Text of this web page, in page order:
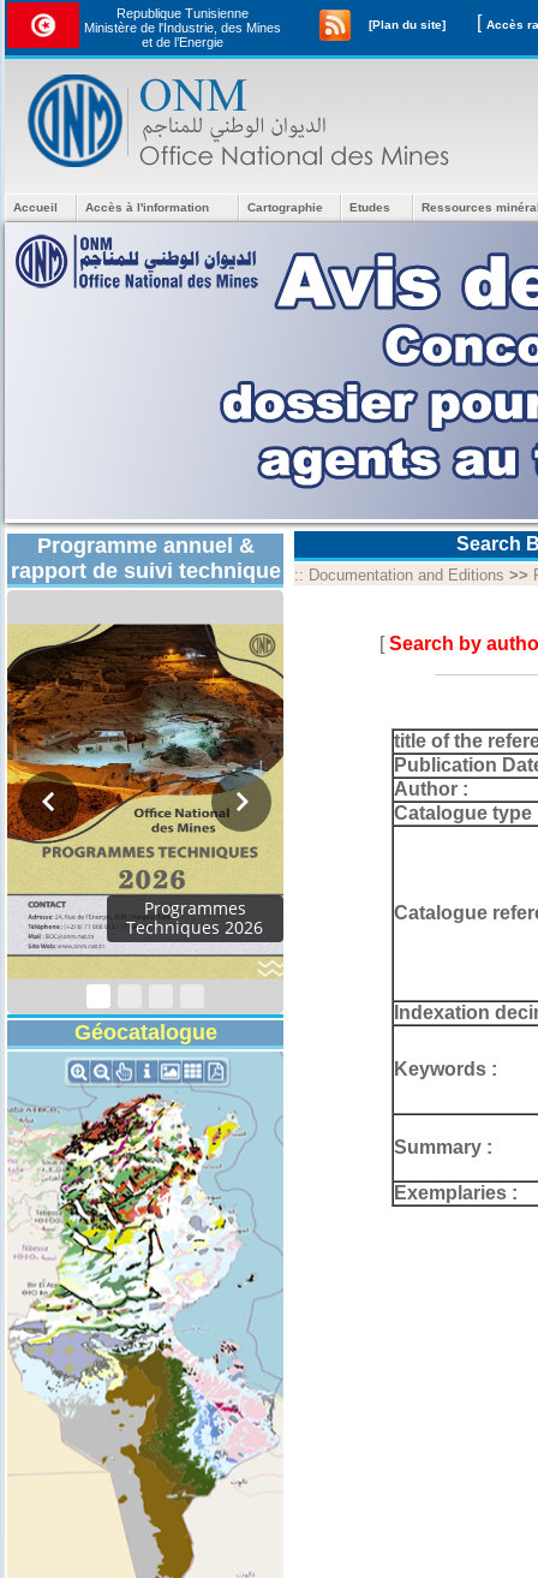
Republique Tunisienne
Ministère de l'Industrie, des Mines
et de l’Energie
[Plan du site] [
Accueil Accès à l'information Cartographie Etudes Ressources
Programme annuel &
rapport de suivi technique
Programmes
Techniques 2026
Géocatalogue
Search
:: Documentation and Editions >>
[Search by
title of the
Publication
Author :
Catalogue type
Catalogue
Indexation
Keywords :
Summary :
Exemplaries :